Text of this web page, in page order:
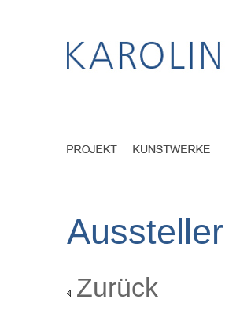
Aussteller
Zurück